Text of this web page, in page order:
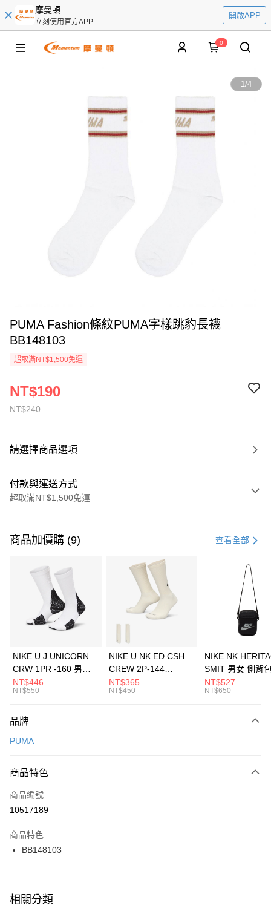
摩曼頓
立刻使用官方APP
開啟APP
0
1/4
PUMA Fashion條紋PUMA字樣跳豹長襪
BB148103
超取滿NT$1,500免運
NT$240
NT$190
請選擇商品選項
付款與運送方式
超取滿NT$1,500免運
信用卡一次付款
3 期 0 利率 每期 21家銀行
合作金庫商業銀行
第一商業銀行
華南商業銀行
彰化商業銀行
上海商業儲蓄銀行
元大商業銀行
台灣樂天信用卡公司
Apple Pay
全盈+PAY
AFTEE先享後付
【關於「AFTEE先享後付」】
便利好安心！
３．安心：先確認商品／服務後，再付款。
【「AFTEE先享後付」結帳流程】
１．於結帳方式選擇「AFTEE先享後付」後，將跳轉至「AFTEE先享後付」
２．訂單成立數日內，您將收到繳費通知簡訊。
３．收到繳費通知簡訊後14天內，點擊此簡訊中的連結，可透過四大超商／
ATM／網路銀行／等多元方式進行付款，方視為交易完成。
※ 交易是否成功請以「AFTEE先享後付 」之結帳頁面顯示為準，若有關於
是否繳費成功／繳費後需取消欲退款等相關疑問，請聯繫「AFTEE先享後付
運送方式
每筆NT$100，滿NT$1,500(含以上)免運費
宅配
每筆NT$100，滿NT$1,500(含以上)免運費
付款後門市自取
每筆NT$100，滿NT$1,500(含以上)免運費
商品加價購 (9) 查看全部
NIKE U J UNICORN
CRW 1PR -160 男女
中統襪 FZ3393100
NT$446
NT$550
NIKE U NK ED CSH
CREW 2P-144
EMBRDY 男女 短統襪
FZ3073133
NT$365
NT$450
NIKE NK
SMIT 男女 側背
BA5871010
NT$527
NT$650
品牌
PUMA
商品特色
商品編號
10517189
商品特色
BB148103
相關分類